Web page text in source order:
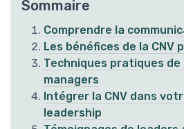
Sommaire
Comprendre la
Les bénéfices de la CNV
Techniques pratiques de
managers
Intégrer la CNV dans
leadership